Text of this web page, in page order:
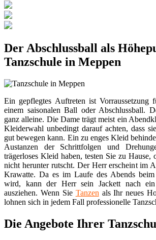
Der Abschlussball als
Tanzschule in Meppen
Ein gepflegtes Auftreten ist Vorraussetzung
einem saisonalen Ball oder Abschlussball.
ganz alleine. Die Dame trägt meist ein
Kleiderwahl unbedingt darauf achten, dass
gut bewegen kann. Ein zu enges Kleid
Austanzen der Schrittfolgen und
trägerloses Kleid haben, testen Sie zu Hause,
nicht herunter rutscht. Der Herr erscheint im
Krawatte. Da es im Laufe des Abends beim
wird, kann der Herr sein Jackett nach
ausziehen. Wenn Sie Tanzen als Ihr neues
lohnen sich in jedem Fall professionelle
Die Angebote Ihrer